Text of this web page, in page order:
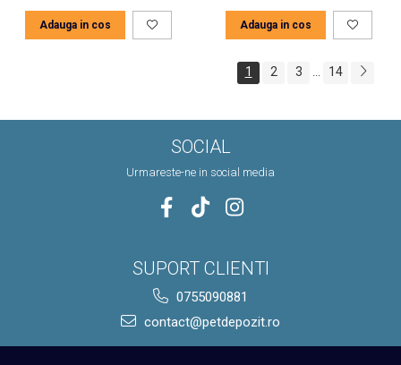
Adauga in cos Adauga in cos
1 2 3 14
SOCIAL
Urmareste-ne in social media
SUPORT CLIENTI
0755090881
contact@petdepozit.ro